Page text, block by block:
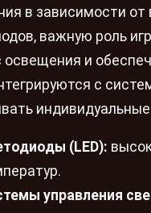
в зависимости от
важную роль
освещения и
с
(LED):
управления